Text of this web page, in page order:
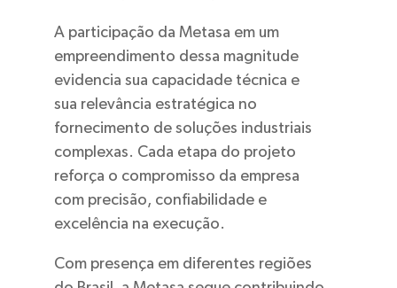
A participação da Metasa em um
empreendimento dessa magnitude
evidencia sua capacidade técnica e
sua relevância estratégica no
fornecimento de soluções industriais
complexas. Cada etapa do projeto
reforça o compromisso da empresa
com precisão, confiabilidade e
excelência na execução.
Com presença em diferentes regiões